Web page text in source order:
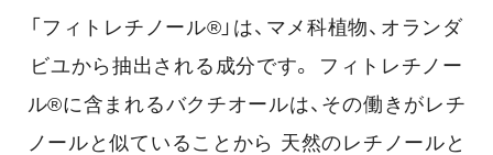
「フィトレチノール®」は、マメ科植物、オランダ
ビユから抽出される成分です。
フィトレチノー
ル®に含まれるバクチオールは、その働きがレチ
ノールと似ていることから 天然のレチノールと